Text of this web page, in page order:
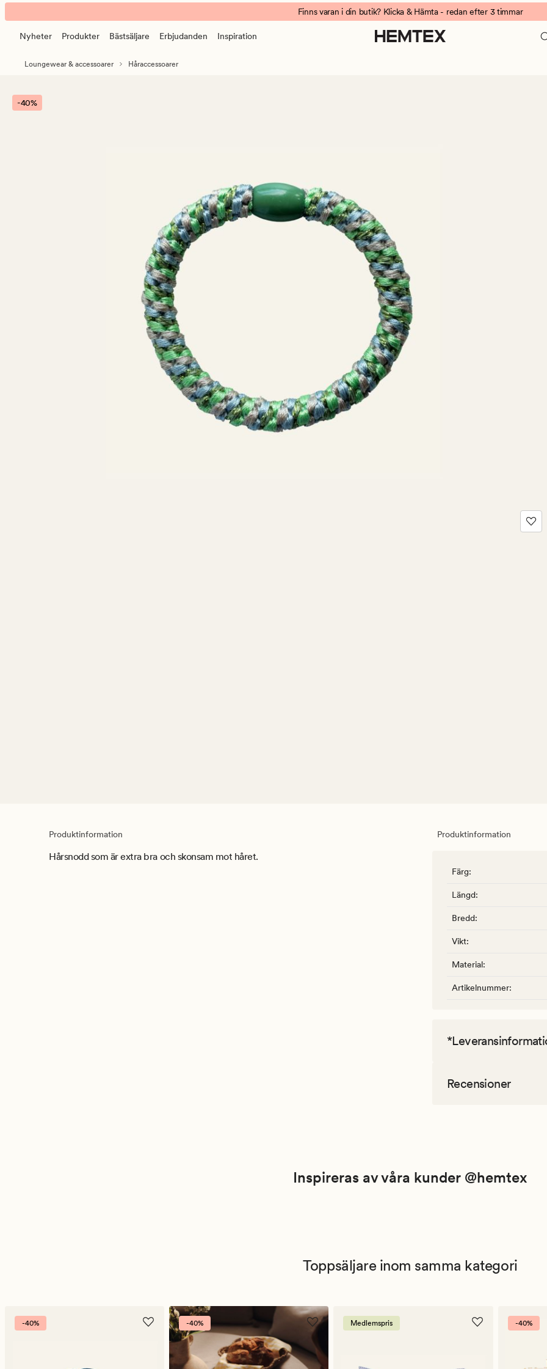
Nina
glitter
hårsnodd
banner.
Klicka
ESCAPE
att
pausa.
Finns varan i din butik? Klicka & Hämta - redan efter 3 timmar
Nyheter Produkter Bästsäljare Erbjudanden Inspiration
Loungewear & accessoarer Håraccessoarer
-40%
Produktinformation
Hårsnodd som är extra bra och skonsam mot håret.
Produktinformation
Färg:
Längd:
Bredd:
Vikt:
Material:
Artikelnummer:
Recensioner
Inspireras av våra kunder @hemtex
Toppsäljare inom samma kategori
-40% -40% Medlemspris -40%